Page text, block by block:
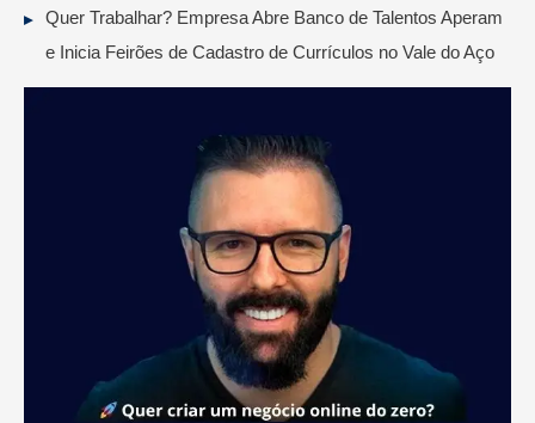
Quer Trabalhar? Empresa Abre Banco de Talentos Aperam
e Inicia Feirões de Cadastro de Currículos no Vale do Aço